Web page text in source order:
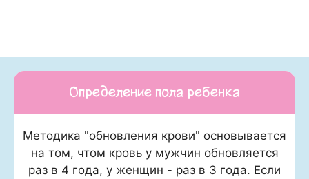
Определение пола ребенка
Методика "обновления крови" основывается
на том, чтом кровь у мужчин обновляется
раз в 4 года, у женщин - раз в 3 года. Если